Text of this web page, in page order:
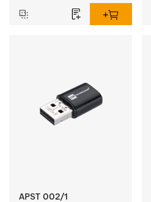
APST 002/1